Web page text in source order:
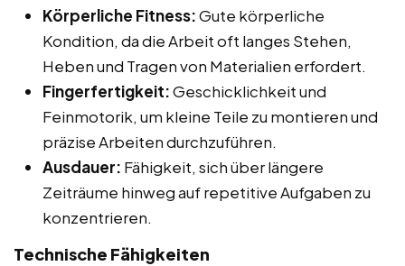
Körperliche Fitness:Gute körperliche
Kondition, da die Arbeit oft langes Stehen,
Heben und Tragen von Materialien erfordert.
Fingerfertigkeit:Geschicklichkeit und
Feinmotorik, um kleine Teile zu montieren und
präzise Arbeiten durchzuführen.
Ausdauer: Fähigkeit, sich über längere
Zeiträume hinweg auf repetitive Aufgaben zu
konzentrieren.
Technische Fähigkeiten